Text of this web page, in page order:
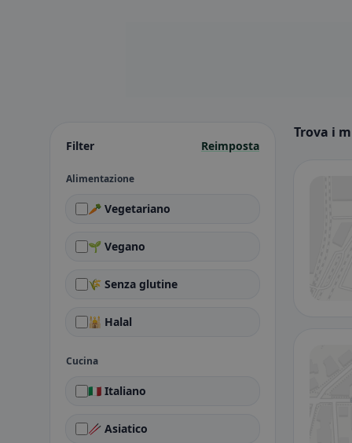
Filter Reimposta
Alimentazione
🥕 Vegetariano
🌱 Vegano
🌾 Senza glutine
🕌 Halal
Cucina
🇮🇹 Italiano
🥢 Asiatico
Trova i